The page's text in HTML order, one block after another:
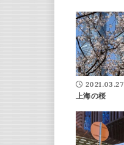
2021.03.27
上海の桜